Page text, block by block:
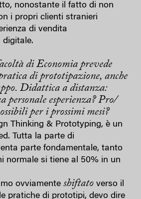
nonostante il fatto di non
i propri clienti stranieri
di vendita
digitale.
di Economia prevede
di prototipazione, anche
Didattica a distanza:
personale esperienza? Pro/
per i prossimi mesi?
Thinking & Prototyping, è un
Tutta la parte di
parte fondamentale, tanto
normale si tiene al 50% in un
ovviamente shiftato verso il
pratiche di prototipi, devo dire